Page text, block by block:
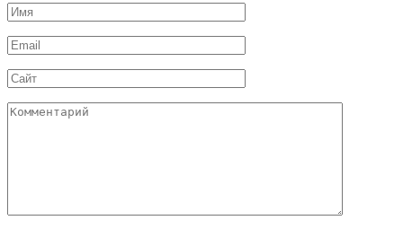
Имя
*
Email
*
Сайт
Комментарий